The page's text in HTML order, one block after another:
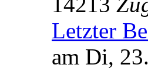
Letzter
am Di,